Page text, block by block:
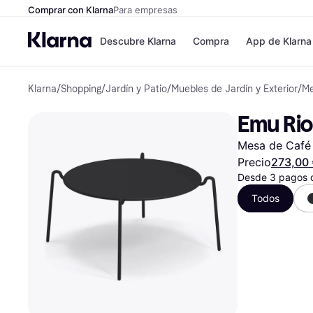
Comprar con KlarnaPara empresas
Descubre Klarna
Formas de
Paga ahora
Paga en 3 plazos
Paga en 30 días
Financiación
Klarna en Apple
Compra
Tiendas
Shein
Zalando Prive
Zara
JD Sports
Directorio de
App de Klarna
Klarna/Shopping/Jardín y Patio/Muebles de Jardín y Exterior/
Emu
Mesa de
Precio273,00
Desde 3 pagos
Todos